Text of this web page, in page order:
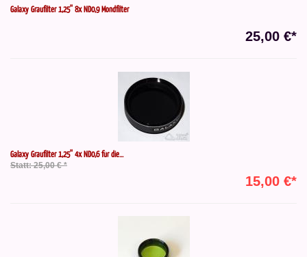
Galaxy Graufilter 1,25'' 8x ND0,9 Mondfilter
25,00 €*
Galaxy Graufilter 1,25'' 4x ND0,6 für die...
Statt: 25,00 € *
15,00 €*